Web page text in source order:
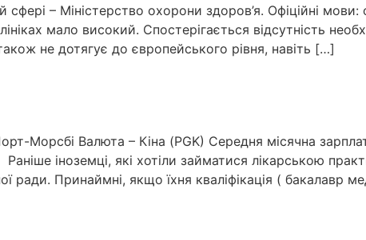
– Міністерство охорони здоров’я. Офіційні мови:
мало високий. Спостерігається відсутність
не дотягує до європейського рівня, навіть […]
Морсбі Валюта – Кіна (PGK) Середня місячна
іноземці, які хотіли займатися лікарською
ради. Принаймні, якщо їхня кваліфікація ( бакалавр